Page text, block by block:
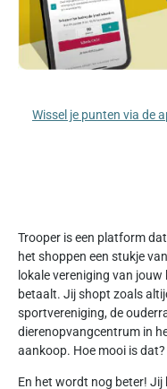
Wissel je punten via de
Trooper is een platform
het shoppen een stukje
lokale vereniging van
betaalt. Jij shopt zoals
sportvereniging, de
dierenopvangcentrum in
aankoop. Hoe mooi is dat?
En het wordt nog beter! Jij